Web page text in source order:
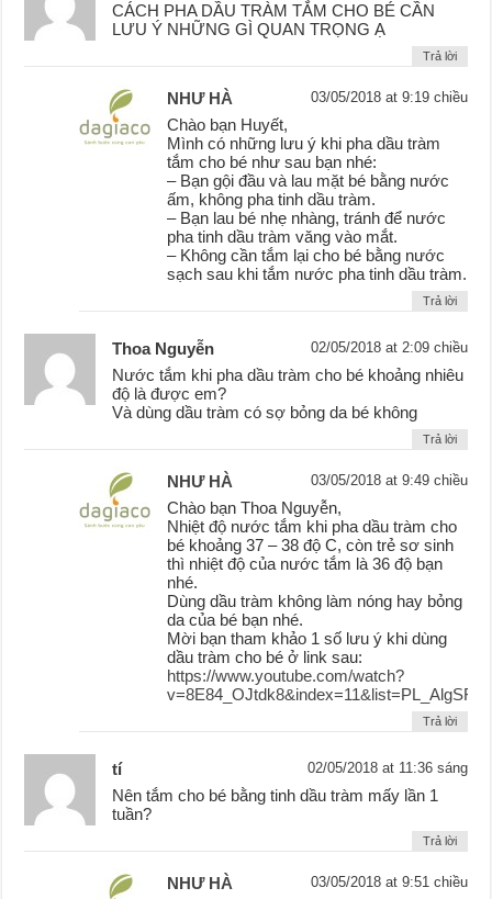
CÁCH PHA DẦU TRÀM TẮM CHO BÉ CẦN
LƯU Ý NHỮNG GÌ QUAN TRỌNG Ạ
Trả lời
NHƯ HÀ 03/05/2018 at 9:19 chiều
Chào bạn Huyết,
Mình có những lưu ý khi pha dầu tràm
tắm cho bé như sau bạn nhé:
– Bạn gội đầu và lau mặt bé bằng nước
ấm, không pha tinh dầu tràm.
– Bạn lau bé nhẹ nhàng, tránh để nước
pha tinh dầu tràm văng vào mắt.
– Không cần tắm lại cho bé bằng nước
sạch sau khi tắm nước pha tinh dầu tràm.
Trả lời
Thoa Nguyễn 02/05/2018 at 2:09 chiều
Nước tắm khi pha dầu tràm cho bé khoảng nhiêu
độ là được em?
Và dùng dầu tràm có sợ bỏng da bé không
Trả lời
NHƯ HÀ 03/05/2018 at 9:49 chiều
Chào bạn Thoa Nguyễn,
Nhiệt độ nước tắm khi pha dầu tràm cho
bé khoảng 37 – 38 độ C, còn trẻ sơ sinh
thì nhiệt độ của nước tắm là 36 độ bạn
nhé.
Dùng dầu tràm không làm nóng hay bỏng
da của bé bạn nhé.
Mời bạn tham khảo 1 số lưu ý khi dùng
dầu tràm cho bé ở link sau:
https://www.youtube.com/watch?
Trả lời
tí 02/05/2018 at 11:36 sáng
Nên tắm cho bé bằng tinh dầu tràm mấy lần 1
tuần?
Trả lời
NHƯ HÀ 03/05/2018 at 9:51 chiều